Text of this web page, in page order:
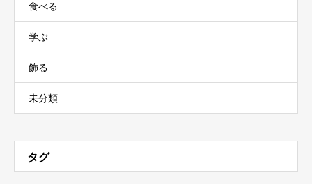
食べる
学ぶ
飾る
未分類
タグ